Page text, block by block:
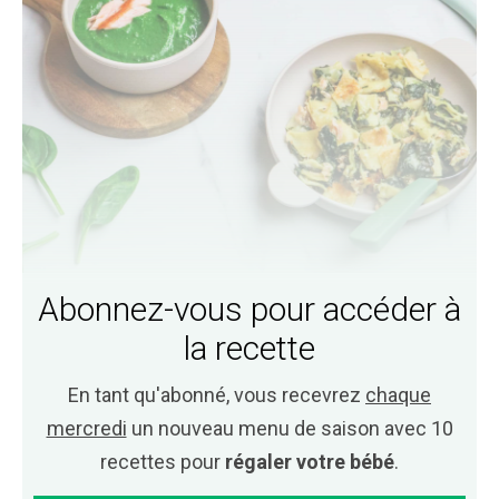
Abonnez-vous pour accéder à
la recette
En tant qu'abonné, vous recevrez chaque
mercredi un nouveau menu de saison avec 10
recettes pour régaler votre bébé.